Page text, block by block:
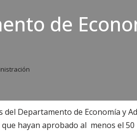
de
del Departamento de Economía y
hayan aprobado al menos el